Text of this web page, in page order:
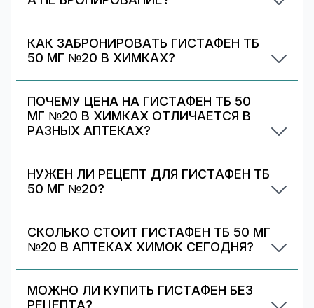
перехода на их сайт. Вы можете выбрать
аптеку с бронированием (если есть) или
перейти на сайт партнёра для оформления.
КАК ЗАБРОНИРОВАТЬ ГИСТАФЕН ТБ
50 МГ №20 В ХИМКАХ?
(если доступно). После оформления получите
номер заказа и выкупите препарат в аптеке.
ПОЧЕМУ ЦЕНА НА ГИСТАФЕН ТБ 50
МГ №20 В ХИМКАХ ОТЛИЧАЕТСЯ В
РАЗНЫХ АПТЕКАХ?
разных аптек в Химках — выбирайте самое
выгодное и удобное по адресу/времени
работы.
НУЖЕН ЛИ РЕЦЕПТ ДЛЯ ГИСТАФЕН ТБ
50 МГ №20?
Уточняйте правила у выбранной аптеки.
СКОЛЬКО СТОИТ ГИСТАФЕН ТБ 50 МГ
№20 В АПТЕКАХ ХИМОК СЕГОДНЯ?
— 1815 ₽, максимальная — 2267 ₽. Стоимость
МОЖНО ЛИ КУПИТЬ ГИСТАФЕН БЕЗ